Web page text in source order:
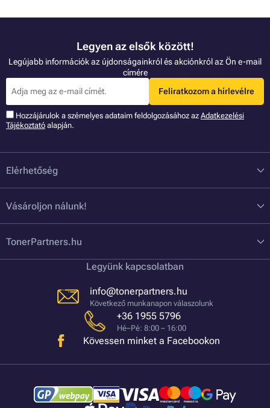
Legyen az elsők között!
Legújabb információk az újdonságainkról és akciónkról az Ön e-mail
címére
Feliratkozom a hírlevélre
Hozzájárulok a szémelyes adataim feldolgozásához az Adatkezelési
Tájékoztató alapján.
Elérhetőség
Vásároljon nálunk!
TonerPartners.hu
Legyünk kapcsolatban
info@tonerpartners.hu
Következő munkanapon válaszolunk
+36 1955 5796
Hé–Pé: 8:00 – 16:00
Kövessen minket a Facebookon